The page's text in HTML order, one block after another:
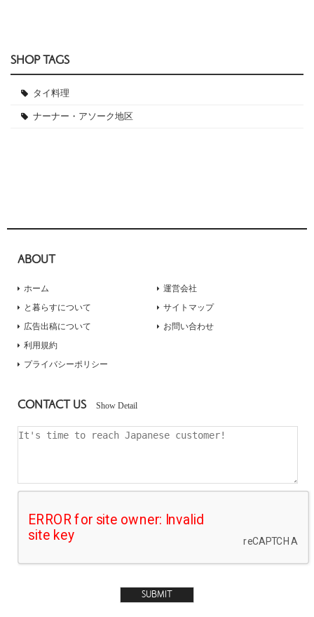
SHOP TAGS
タイ料理
ナーナー・アソーク地区
ABOUT
ホーム
と暮らすについて
広告出稿について
運営会社
サイトマップ
お問い合わせ
利用規約
プライバシーポリシー
CONTACT US Show Detail